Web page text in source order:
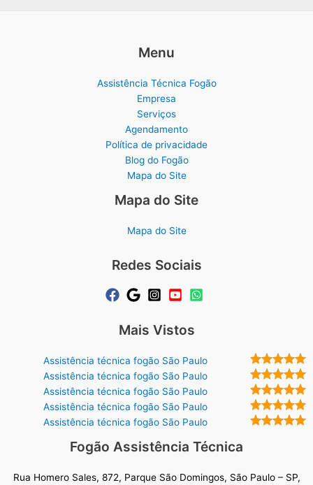
Menu
Assistência Técnica Fogão
Empresa
Serviços
Agendamento
Política de privacidade
Blog do Fogão
Mapa do Site
Mapa do Site
Mapa do Site
Redes Sociais
Mais Vistos
Assistência técnica fogão São Paulo
Assistência técnica fogão São Paulo
Assistência técnica fogão São Paulo
Assistência técnica fogão São Paulo
Assistência técnica fogão São Paulo
Fogão Assistência Técnica
Rua Homero Sales, 872, Parque São Domingos, São Paulo – SP,